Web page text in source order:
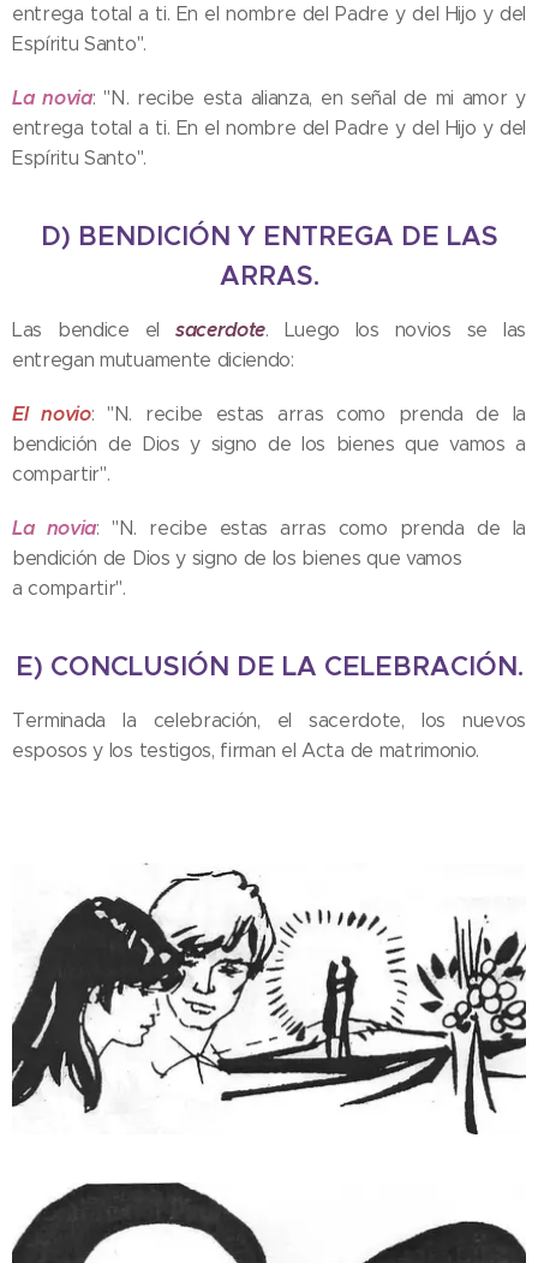
entrega total a ti. En el nombre del Padre y del Hijo y del
Espíritu Santo".
La novia: "N. recibe esta alianza, en señal de mi amor y
entrega total a ti. En el nombre del Padre y del Hijo y del
Espíritu Santo".
D) BENDICIÓN Y ENTREGA DE LAS
ARRAS.
Las bendice el sacerdote. Luego los novios se las
entregan mutuamente diciendo:
El novio: "N. recibe estas arras como prenda de la
bendición de Dios y signo de los bienes que vamos a
compartir".
La novia: "N. recibe estas arras como prenda de la
bendición de Dios y signo de los bienes que vamos
a compartir".
E) CONCLUSIÓN DE LA CELEBRACIÓN.
Terminada la celebración, el sacerdote, los nuevos
esposos y los testigos, firman el Acta de matrimonio.